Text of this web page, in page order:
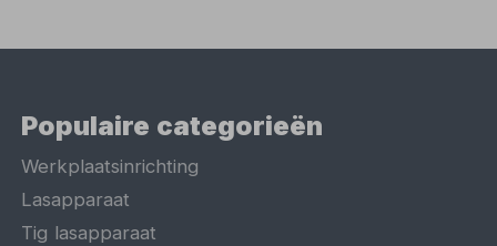
Populaire categorieën
Werkplaatsinrichting
Lasapparaat
Tig lasapparaat